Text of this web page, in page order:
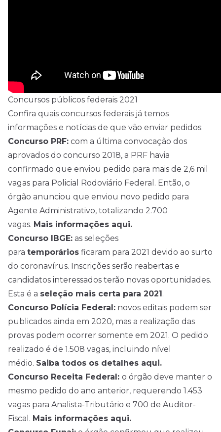
Concursos públicos federais 2021
Confira quais concursos federais já temos
informações e notícias de que vão enviar pedidos:
Concurso PRF: com a última convocação dos
aprovados do concurso 2018, a PRF havia
confirmado que enviou pedido para mais de 2,6 mil
vagas para Policial Rodoviário Federal. Então, o
órgão anunciou que enviou novo pedido para
Agente Administrativo, totalizando 2.700
vagas. Mais informações aqui.
Concurso IBGE: as seleções
para temporários ficaram para 2021 devido ao surto
do coronavírus. Inscrições serão reabertas e
candidatos interessados terão novas oportunidades.
Esta é a seleção mais certa para 2021.
Concurso Polícia Federal: novos editais podem ser
publicados ainda em 2020, mas a realização das
provas podem ocorrer somente em 2021. O pedido
realizado é de 1.508 vagas, incluindo nível
médio. Saiba todos os detalhes aqui.
Concurso Receita Federal: o órgão deve manter o
mesmo pedido do ano anterior, requerendo 1.453
vagas para Analista-Tributário e 700 de Auditor-
Fiscal. Mais informações aqui.